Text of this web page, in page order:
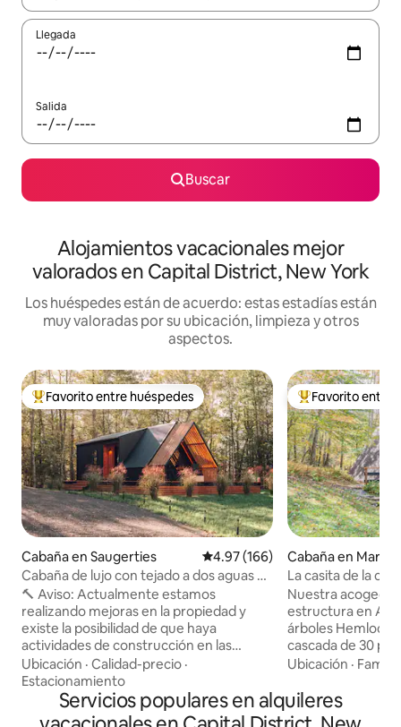
Llegada
Salida
Buscar
Alojamientos vacacionales mejor
valorados en Capital District, New York
Los huéspedes están de acuerdo: estas estadías están
muy valoradas por su ubicación, limpieza y otros
aspectos.
Favorito entre huéspedes preferido
Favorito entre huéspedes
Cabaña en Saugerties Calificación promedio: 4.97 de
4.97 (166)
Cabaña de lujo con tejado a dos aguas en
el bosque con sauna
🔨 Aviso: Actualmente estamos
realizando mejoras en la propiedad y
existe la posibilidad de que haya
actividades de construcción en las
cercanías entre semana, de 8:00 a. m. a
4:00 p. m., durante los próximos meses.
Las tardes, las noches y los fines de
semana son completamente tranquilos
Ubicación · Calidad-precio ·
Estacionamiento
Favorito entre
Favorito entre
Cabaña en
La casita de la
con cascada de 9
Nuestra
estructura en A
árboles Hemlock
cascada de 30
privados
mientras bebes
chimenea. La
Ubicación ·
Servicios populares en alquileres